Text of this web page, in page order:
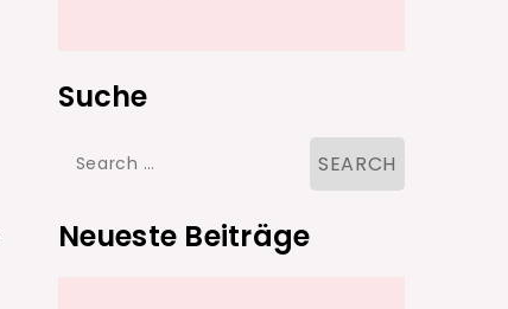
Suche
Search
Neueste Beiträge